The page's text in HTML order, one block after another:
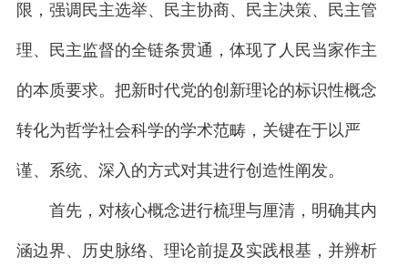
限，强调民主选举、民主协商、民主决策、民主管
理、民主监督的全链条贯通，体现了人民当家作主
的本质要求。把新时代党的创新理论的标识性概念
转化为哲学社会科学的学术范畴，关键在于以严
谨、系统、深入的方式对其进行创造性阐发。
首先，对核心概念进行梳理与厘清，明确其内
涵边界、历史脉络、理论前提及实践根基，并辨析